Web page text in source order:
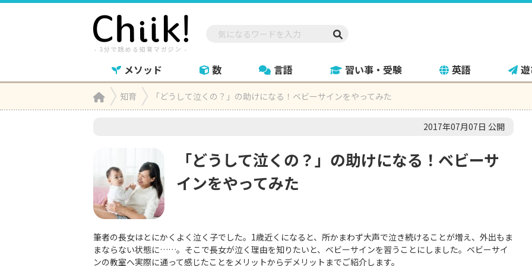
メソッド 数 言語 習い事・受験 英語
Home知育 「どうして泣くの？」の助けになる！ベビーサインをやってみた
2017年07月07日 公開
「どうして泣くの？」の助けになる！ベビーサ
インをやってみた
筆者の長女はとにかくよく泣く子でした。1歳近くになると、所かまわず大声で泣き続けることが増え、外出もま
まならない状態に……。そこで長女が泣く理由を知りたいと、ベビーサインを習うことにしました。ベビーサイ
ンの教室へ実際に通って感じたことをメリットからデメリットまでご紹介します。